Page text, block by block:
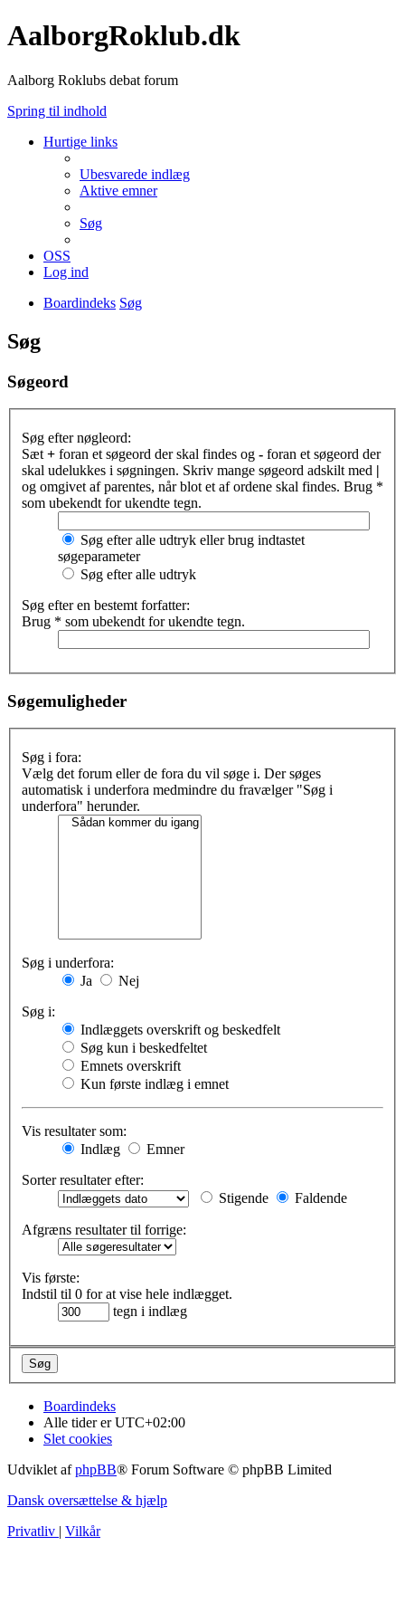
AalborgRoklub.dk
Aalborg Roklubs debat forum
Spring til indhold
Hurtige links
Ubesvarede indlæg
Aktive emner
Søg
OSS
Log ind
Boardindeks Søg
Søg
Søgeord
Søg efter nøgleord:
Sæt + foran et søgeord der skal findes og - foran et søgeord der
skal udelukkes i søgningen. Skriv mange søgeord adskilt med |
og omgivet af parentes, når blot et af ordene skal findes. Brug *
som ubekendt for ukendte tegn.
Søg efter alle udtryk eller brug indtastet
søgeparameter
Søg efter alle udtryk
Søg efter en bestemt forfatter:
Brug * som ubekendt for ukendte tegn.
Søgemuligheder
Søg i fora:
Vælg det forum eller de fora du vil søge i. Der søges
automatisk i underfora medmindre du fravælger "Søg i
underfora" herunder.
Søg i underfora:
Ja
Nej
Søg i:
Indlæggets overskrift og beskedfelt
Søg kun i beskedfeltet
Emnets overskrift
Kun første indlæg i emnet
Vis resultater som:
Indlæg
Emner
Sorter resultater efter:
Stigende
Faldende
Afgræns resultater til forrige:
Vis første:
Indstil til 0 for at vise hele indlægget.
tegn i indlæg
Boardindeks
Alle tider erUTC+02:00
Slet cookies
Udviklet afphpBB® Forum Software © phpBB Limited
Dansk oversættelse & hjælp
Privatliv | Vilkår